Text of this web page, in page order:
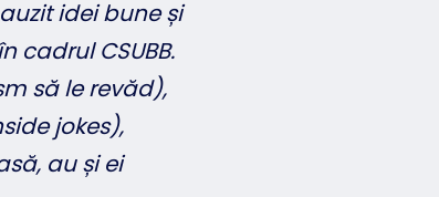
idei bune și
CSUBB.
să le revăd),
jokes),
au și ei